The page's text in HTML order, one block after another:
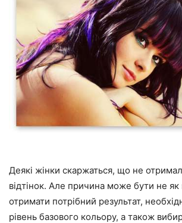
Деякі жінки скаржаться, що не
відтінок. Але причина може бути не
отримати потрібний результат,
рівень базового кольору, а також